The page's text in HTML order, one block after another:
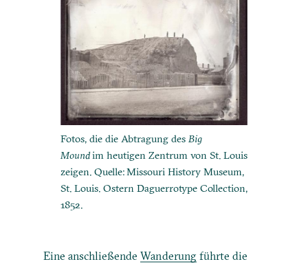
Fotos, die die Abtragung des Big
Moundim heutigen Zentrum von St. Louis
zeigen. Quelle: Missouri History Museum,
St. Louis. Ostern Daguerrotype Collection,
1852.
Eine anschließendeWanderung führte die